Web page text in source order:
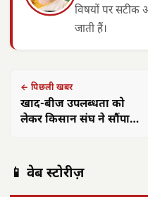
विषयों पर सटीक
जाती हैं।
← पिछली खबर
खाद-बीज उपलब्धता को
लेकर किसान संघ ने सौंपा
📱 वेब स्टोरीज़